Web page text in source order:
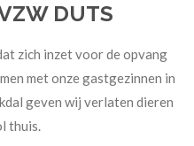
DUTS
zich inzet voor de opvang
met onze gastgezinnen in
geven wij verlaten dieren
thuis.